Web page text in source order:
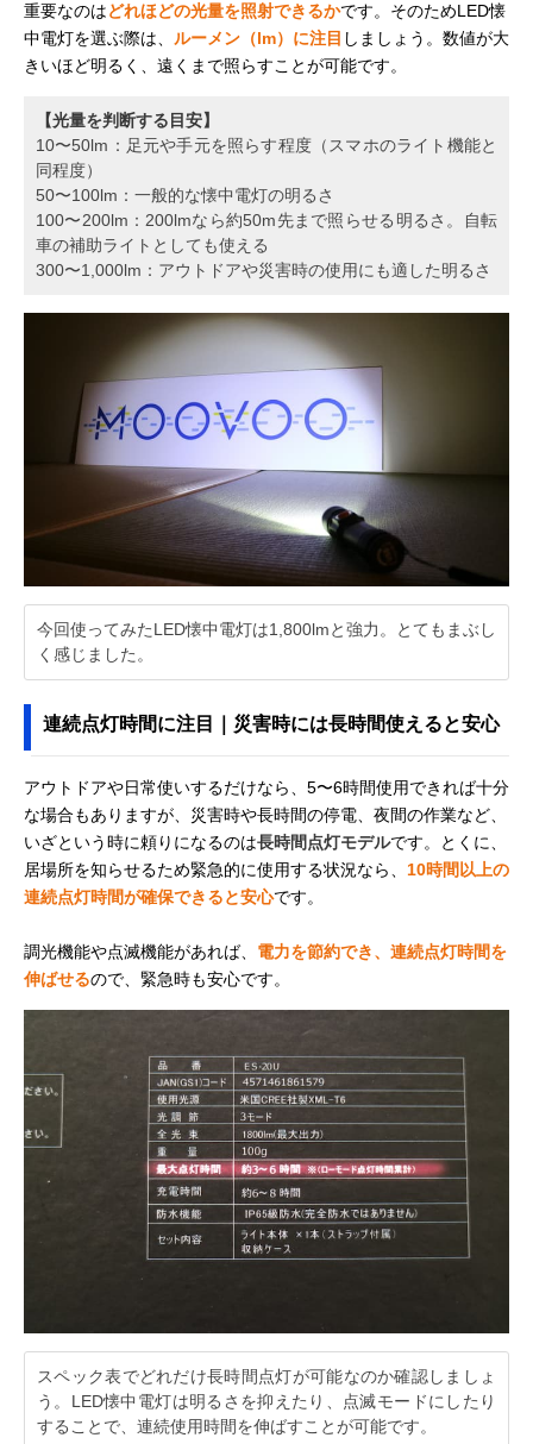
重要なのはどれほどの光量を照射できるかです。そのためLED懐
中電灯を選ぶ際は、 ルーメン（lm）に注目 しましょう。数値が大
きいほど明るく、遠くまで照らすことが可能です。
【光量を判断する目安】
10〜50lm：足元や手元を照らす程度（スマホのライト機能と
同程度）
50〜100lm：一般的な懐中電灯の明るさ
100〜200lm：200lmなら約50m先まで照らせる明るさ。自転
車の補助ライトとしても使える
300〜1,000lm：アウトドアや災害時の使用にも適した明るさ
今回使ってみたLED懐中電灯は1,800lmと強力。とてもまぶし
く感じました。
連続点灯時間に注目｜災害時には長時間使えると安心
アウトドアや日常使いするだけなら、5〜6時間使用できれば十分
な場合もありますが、災害時や長時間の停電、夜間の作業など、
いざという時に頼りになるのは長時間点灯モデルです。とくに、
居場所を知らせるため緊急的に使用する状況なら、 10時間以上の
連続点灯時間が確保できると安心です。
調光機能や点滅機能があれば、 電力を節約でき、連続点灯時間を
伸ばせるので、緊急時も安心です。
スペック表でどれだけ長時間点灯が可能なのか確認しましょ
う。LED懐中電灯は明るさを抑えたり、点滅モードにしたり
することで、連続使用時間を伸ばすことが可能です。